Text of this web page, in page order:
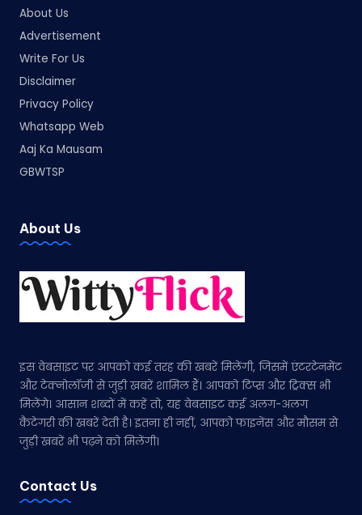
About Us
Advertisement
Write For Us
Disclaimer
Privacy Policy
Whatsapp Web
Aaj Ka Mausam
GBWTSP
About Us
इस वेबसाइट पर आपको कई तरह की खबरें मिलेंगी, जिसमें एंटरटेनमेंट
और टेक्नोलॉजी से जुड़ी खबरें शामिल हैं। आपको टिप्स और ट्रिक्स भी
मिलेंगे। आसान शब्दों में कहें तो, यह वेबसाइट कई अलग-अलग
कैटेगरी की खबरें देती है। इतना ही नहीं, आपको फाइनेंस और मौसम से
जुड़ी खबरें भी पढ़ने को मिलेंगी।
Contact Us